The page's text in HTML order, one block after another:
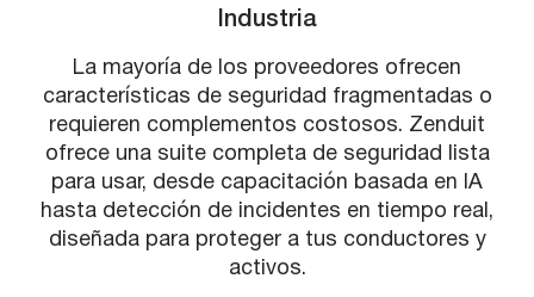
Industria
La mayoría de los proveedores ofrecen
características de seguridad fragmentadas o
requieren complementos costosos. Zenduit
ofrece una suite completa de seguridad lista
para usar, desde capacitación basada en IA
hasta detección de incidentes en tiempo real,
diseñada para proteger a tus conductores y
activos.